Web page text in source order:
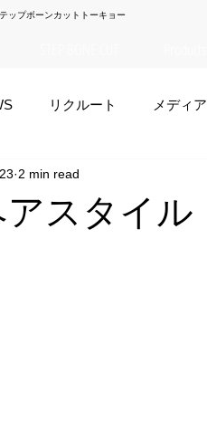
プボーンカットトーキョー
リクルート メディア
夏菜 TAISEI
スタイル
2 min read